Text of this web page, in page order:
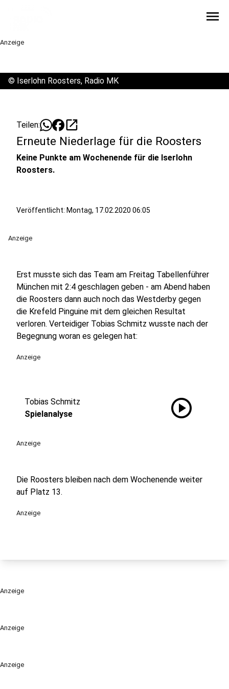
menu
Anzeige
Anzeige
Anzeige
© Iserlohn Roosters, Radio MK
Teilen: open_in_new
Erneute Niederlage für die Roosters
Keine Punkte am Wochenende für die Iserlohn
Roosters.
Veröffentlicht: Montag, 17.02.2020 06:05
Anzeige
Erst musste sich das Team am Freitag Tabellenführer
München mit 2:4 geschlagen geben - am Abend haben
die Roosters dann auch noch das Westderby gegen
die Krefeld Pinguine mit dem gleichen Resultat
verloren. Verteidiger Tobias Schmitz wusste nach der
Begegnung woran es gelegen hat:
Anzeige
Tobias Schmitz
Spielanalyse
play_circle
Anzeige
Die Roosters bleiben nach dem Wochenende weiter
auf Platz 13.
Anzeige
Anzeige